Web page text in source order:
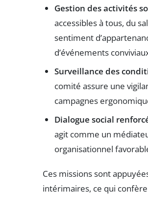
Gestion des activités
accessibles à tous, du
sentiment
d’événements
Surveillance des
comité assure une
campagnes
Dialogue social
agit comme un
organisationnel
Ces missions sont
intérimaires, ce qui